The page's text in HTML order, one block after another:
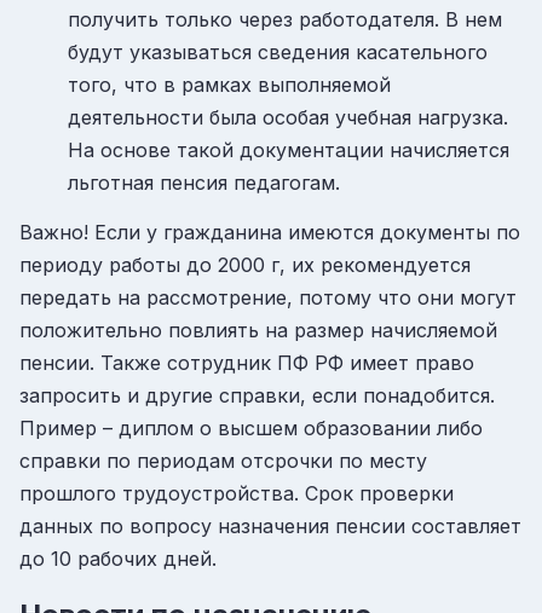
получить только через работодателя. В нем
будут указываться сведения касательного
того, что в рамках выполняемой
деятельности была особая учебная нагрузка.
На основе такой документации начисляется
льготная пенсия педагогам.
Важно! Если у гражданина имеются документы по
периоду работы до 2000 г, их рекомендуется
передать на рассмотрение, потому что они могут
положительно повлиять на размер начисляемой
пенсии. Также сотрудник ПФ РФ имеет право
запросить и другие справки, если понадобится.
Пример – диплом о высшем образовании либо
справки по периодам отсрочки по месту
прошлого трудоустройства. Срок проверки
данных по вопросу назначения пенсии составляет
до 10 рабочих дней.